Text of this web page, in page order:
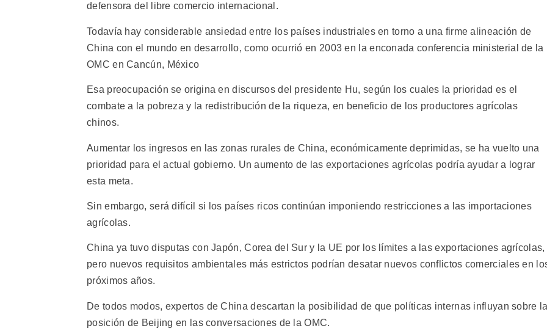
defensora del libre comercio internacional.
Todavía hay considerable ansiedad entre los países industriales en torno a una firme alineación de
China con el mundo en desarrollo, como ocurrió en 2003 en la enconada conferencia ministerial de la
OMC en Cancún, México
Esa preocupación se origina en discursos del presidente Hu, según los cuales la prioridad es el
combate a la pobreza y la redistribución de la riqueza, en beneficio de los productores agrícolas
chinos.
Aumentar los ingresos en las zonas rurales de China, económicamente deprimidas, se ha vuelto una
prioridad para el actual gobierno. Un aumento de las exportaciones agrícolas podría ayudar a lograr
esta meta.
Sin embargo, será difícil si los países ricos continúan imponiendo restricciones a las importaciones
agrícolas.
China ya tuvo disputas con Japón, Corea del Sur y la UE por los límites a las exportaciones agrícolas,
pero nuevos requisitos ambientales más estrictos podrían desatar nuevos conflictos comerciales en
próximos años.
De todos modos, expertos de China descartan la posibilidad de que políticas internas influyan sobre
posición de Beijing en las conversaciones de la OMC.